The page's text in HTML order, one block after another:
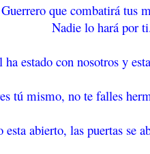
que combatirá tus
Nadie lo hará por
ha estado con nosotros y
tú mismo, no te falles
abierto, las puertas se